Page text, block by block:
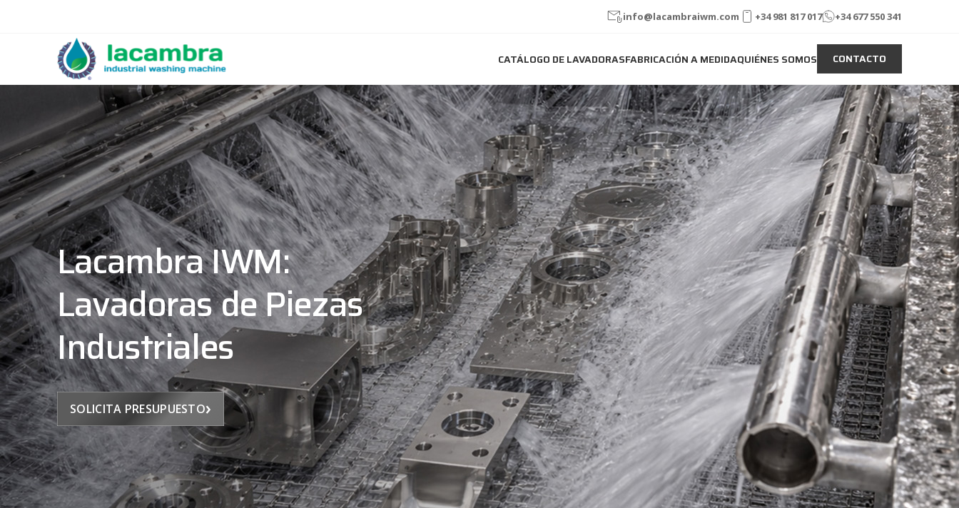
info@lacambraiwm.com +34 981 817 017 +34 677 550 341
CATÁLOGO DE LAVADORASFABRICACIÓN A MEDIDAQUIÉNES SOMOS CONTACTO
Lacambra IWM:
Lavadoras de Piezas
Industriales
SOLICITA PRESUPUESTO›